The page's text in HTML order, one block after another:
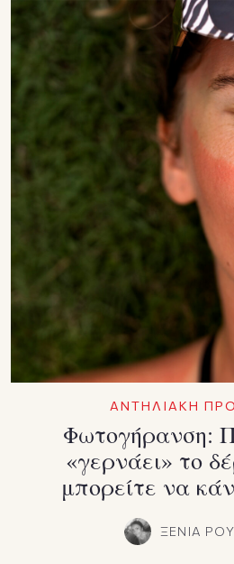
ΑΝΤΗΛΙΑΚΗ
Φωτογήρανση:
«γερνάει» το
μπορείτε να
ΞΕΝΙΑ